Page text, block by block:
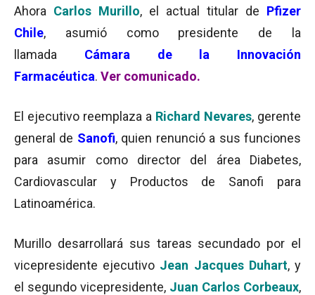
Ahora Carlos Murillo, el actual titular de Pfizer
Chile, asumió como presidente de la
llamada Cámara de la Innovación
Farmacéutica. Ver comunicado.
El ejecutivo reemplaza a Richard Nevares, gerente
general de Sanofi, quien renunció a sus funciones
para asumir como director del área Diabetes,
Cardiovascular y Productos de Sanofi para
Latinoamérica.
Murillo desarrollará sus tareas secundado por el
vicepresidente ejecutivo Jean Jacques Duhart, y
el segundo vicepresidente, Juan Carlos Corbeaux,